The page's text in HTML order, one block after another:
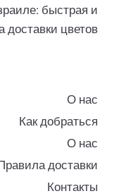
быстрая и
доставки цветов
О нас
Как добраться
О нас
доставки
Контакты